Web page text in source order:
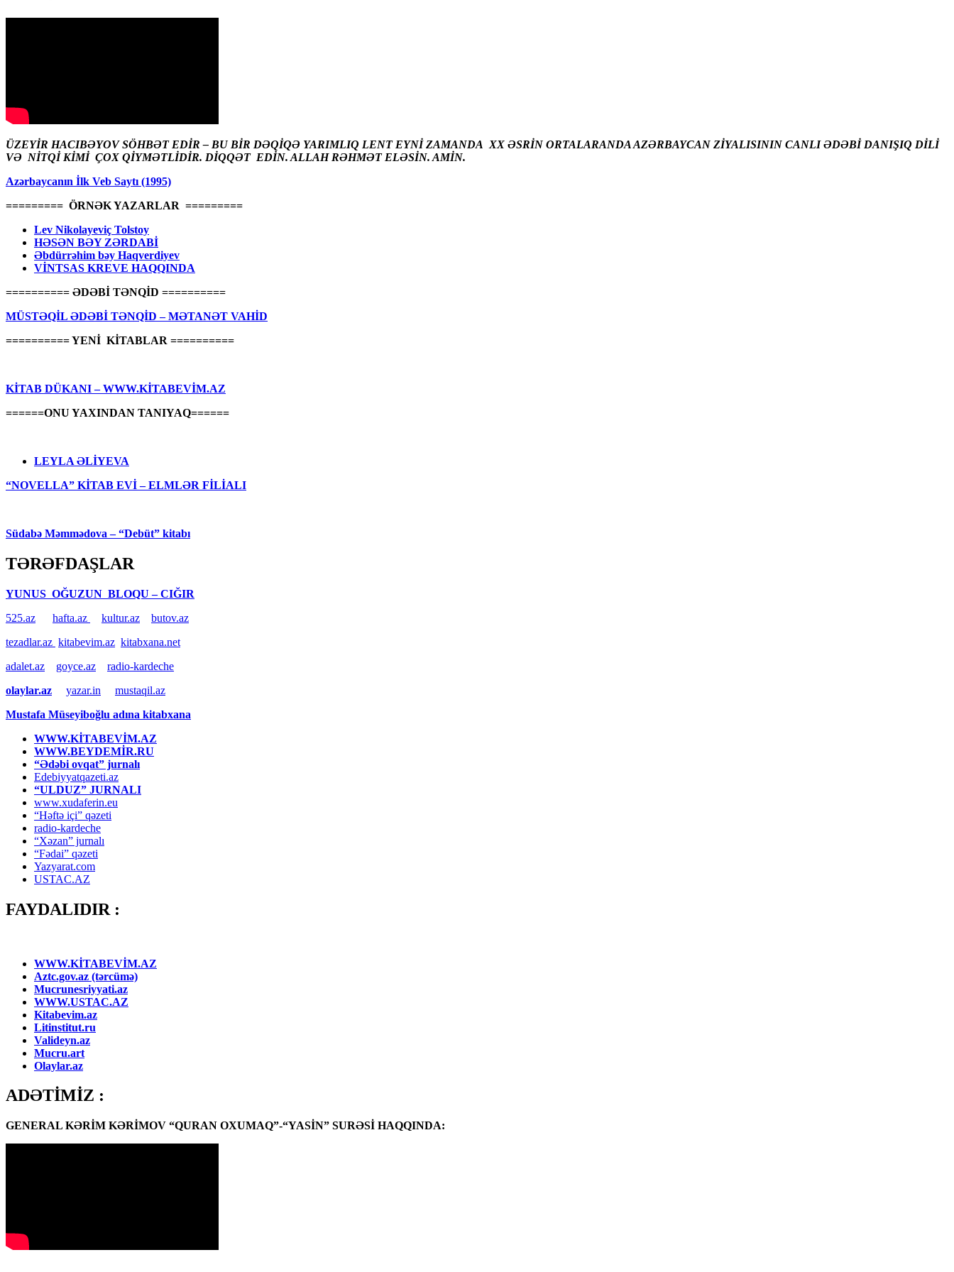
ÜZEYİR HACIBƏYOV SÖHBƏT EDİR – BU BİR DƏQİQƏ YARIMLIQ LENT EYNİ ZAMANDA XX ƏSRİN ORTALARANDA AZƏRBAYCAN ZİYALISININ CANLI ƏDƏBİ DANIŞIQ DİLİ
VƏ NİTQİ KİMİ ÇOX QİYMƏTLİDİR. DİQQƏT EDİN. ALLAH RƏHMƏT ELƏSİN. AMİN.
Azərbaycanın İlk Veb Saytı (1995)
========= ÖRNƏK YAZARLAR =========
Lev Nikolayeviç Tolstoy
HƏSƏN BƏY ZƏRDABİ
Əbdürrəhim bəy Haqverdiyev
VİNTSAS KREVE HAQQINDA
========== ƏDƏBİ TƏNQİD ==========
MÜSTƏQİL ƏDƏBİ TƏNQİD – MƏTANƏT VAHİD
========== YENİ KİTABLAR ==========
KİTAB DÜKANI – WWW.KİTABEVİM.AZ
======ONU YAXINDAN TANIYAQ======
LEYLA ƏLİYEVA
“NOVELLA” KİTAB EVİ – ELMLƏR FİLİALI
Südabə Məmmədova – “Debüt” kitabı
TƏRƏFDAŞLAR
YUNUS OĞUZUN BLOQU – CIĞIR
525.az
hafta.az kultur.az
butov.az
tezadlar.az kitabevim.az kitabxana.net
adalet.az
goyce.az
radio-kardeche
olaylar.az
yazar.in
mustaqil.az
Mustafa Müseyiboğlu adına kitabxana
WWW.KİTABEVİM.AZ
WWW.BEYDEMİR.RU
“Ədəbi ovqat” jurnalı
Edebiyyatqazeti.az
“ULDUZ” JURNALI
www.xudaferin.eu
“Həftə içi” qəzeti
radio-kardeche
“Xəzan” jurnalı
“Fədai” qəzeti
Yazyarat.com
USTAC.AZ
FAYDALIDIR :
WWW.KİTABEVİM.AZ
Aztc.gov.az (tərcümə)
Mucrunesriyyati.az
WWW.USTAC.AZ
Kitabevim.az
Litinstitut.ru
Valideyn.az
Mucru.art
Olaylar.az
ADƏTİMİZ :
GENERAL KƏRİM KƏRİMOV “QURAN OXUMAQ”-“YASİN” SURƏSİ HAQQINDA: